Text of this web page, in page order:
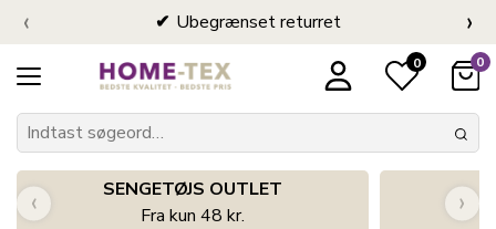
Ubegrænset returret
‹ ›
0 0
SENGETØJS OUTLET
Fra kun 48 kr.
‹ ›